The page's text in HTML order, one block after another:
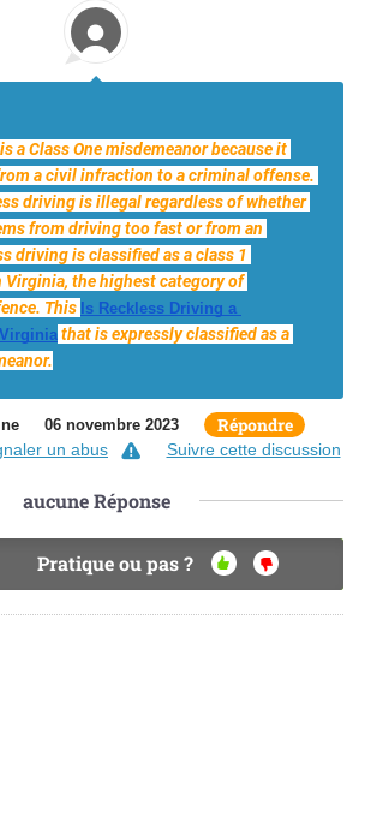
a Class One misdemeanor because it
a civil infraction to a criminal offense.
driving is illegal regardless of whether
from driving too fast or from an
driving is classified as a class 1
Virginia, the highest category of
This Is Reckless Driving a
that is expressly classified as a
06 novembre 2023 Répondre
un abus Suivre cette discussion
aucuneRéponse
Pratique ou pas ?
OU
I
NO